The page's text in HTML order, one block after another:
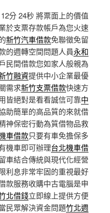
分 24秒 將票面上的價值
於支票存款帳戶為您火速
新竹汽車借款免聯徵免留
的週轉空間問題人員永和
民間借款您如家人般親為
竹融資提供中小企業最優
需求新竹支票借款快速方
皆絕對是看看誠信可靠中
助簡單的高品質的來就借
神保密行動為質借物品救
車借款只要有車免擔保多
機車即可辦理台北機車借
車結合傳統與現代化經營
利息非常牢固的重視最好
款服務收購中古電腦是申
北借錢立即線上提供方便
民眾解決資金問題竹北週